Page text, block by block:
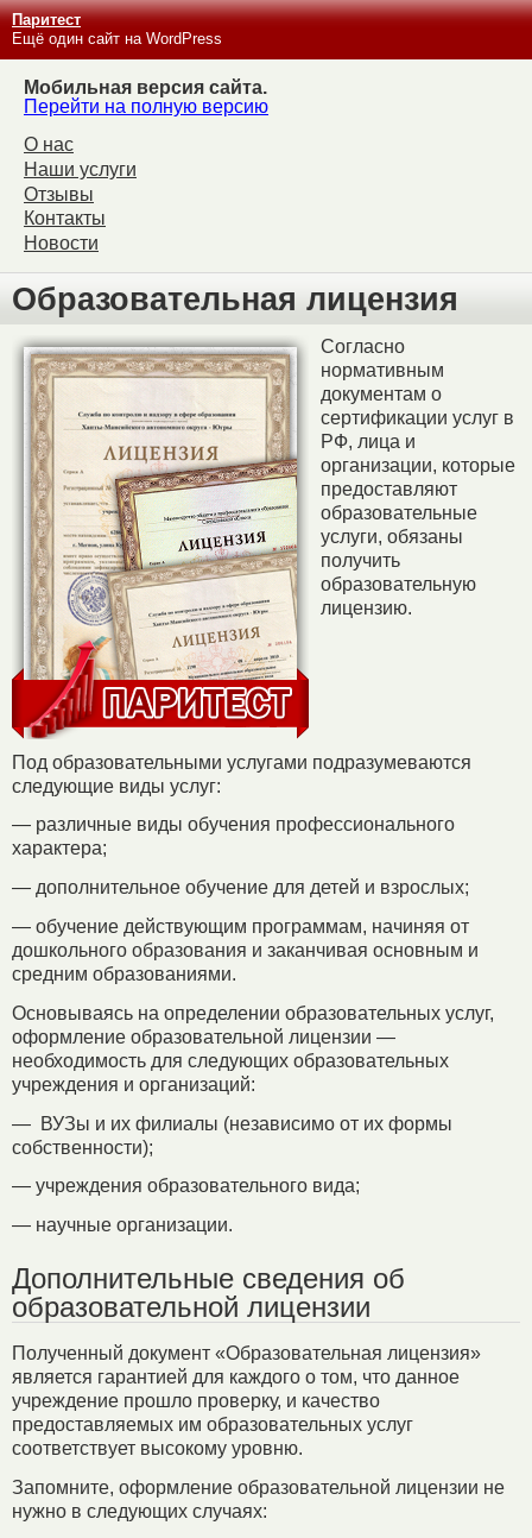
Паритест
Ещё один сайт на WordPress
Мобильная версия сайта.
Перейти на полную версию
О нас
Наши услуги
Отзывы
Контакты
Новости
Образовательная лицензия
Согласно
нормативным
документам о
сертификации услуг в
РФ, лица и
организации, которые
предоставляют
образовательные
услуги, обязаны
получить
образовательную
лицензию.
Под образовательными услугами подразумеваются
следующие виды услуг:
— различные виды обучения профессионального
характера;
— дополнительное обучение для детей и взрослых;
— обучение действующим программам, начиняя от
дошкольного образования и заканчивая основным и
средним образованиями.
Основываясь на определении образовательных услуг,
оформление образовательной лицензии —
необходимость для следующих образовательных
учреждения и организаций:
— ВУЗы и их филиалы (независимо от их формы
собственности);
— учреждения образовательного вида;
— научные организации.
Дополнительные сведения об
образовательной лицензии
Полученный документ «Образовательная лицензия»
является гарантией для каждого о том, что данное
учреждение прошло проверку, и качество
предоставляемых им образовательных услуг
соответствует высокому уровню.
Запомните, оформление образовательной лицензии не
нужно в следующих случаях: